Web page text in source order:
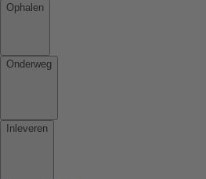
Ophalen
Onderweg
Inleveren